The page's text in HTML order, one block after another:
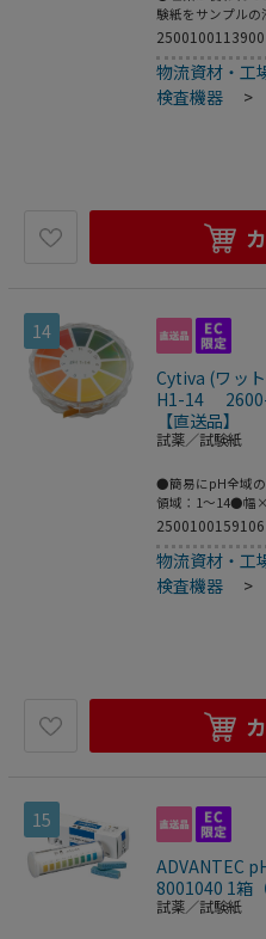
験紙をサンプル
ートと比較して
用する染料に関す
る努力が実を結び
の品質、精度、信
なっています。●
めpH値を測定し
どでは消毒の為
なります。●試験
5.5mm×4.57m●
1巻●※サンプル
全には十分配慮
2500100113900
物流資材・工
検査機器
>
14
Cytiva (ワッ
H1-14
【直送品】
試薬／試験紙
●簡易にpH全域
領域：1～14●幅
入）●こちらの商
2500100159106
物流資材・工
検査機器
>
15
ADVANTEC
8001040 1箱
試薬／試験紙